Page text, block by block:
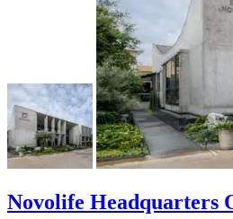
Novolife Headquarters